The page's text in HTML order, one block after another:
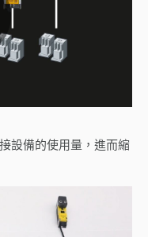
設備的使用量，進而縮